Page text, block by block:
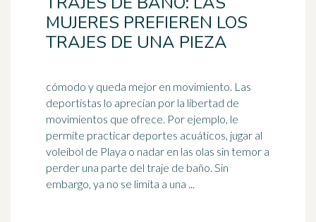
MUJERES PREFIEREN LOS
TRAJES DE UNA PIEZA
cómodo y queda mejor en movimiento. Las
deportistas lo aprecian por la libertad de
movimientos que ofrece. Por ejemplo, le
permite practicar deportes acuáticos, jugar al
voleibol de Playa o nadar en las olas sin temor a
perder una parte del traje de baño. Sin
embargo, ya no se limita a una ...